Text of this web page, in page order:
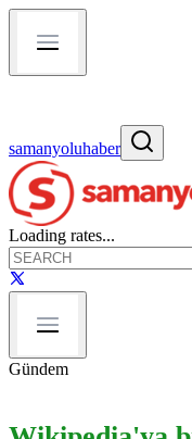
samanyoluhaber
Loading rates...
Gündem